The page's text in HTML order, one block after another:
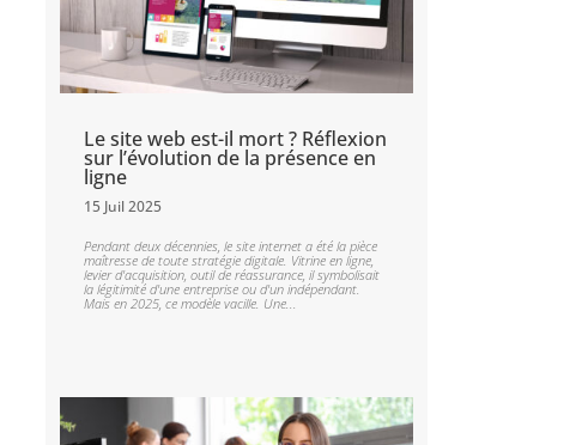
Le site web est-il mort ? Réflexion
sur l’évolution de la présence en
ligne
15 Juil 2025
Pendant deux décennies, le site internet a été la pièce
maîtresse de toute stratégie digitale. Vitrine en ligne,
levier d'acquisition, outil de réassurance, il symbolisait
la légitimité d'une entreprise ou d'un indépendant.
Mais en 2025, ce modèle vacille. Une...